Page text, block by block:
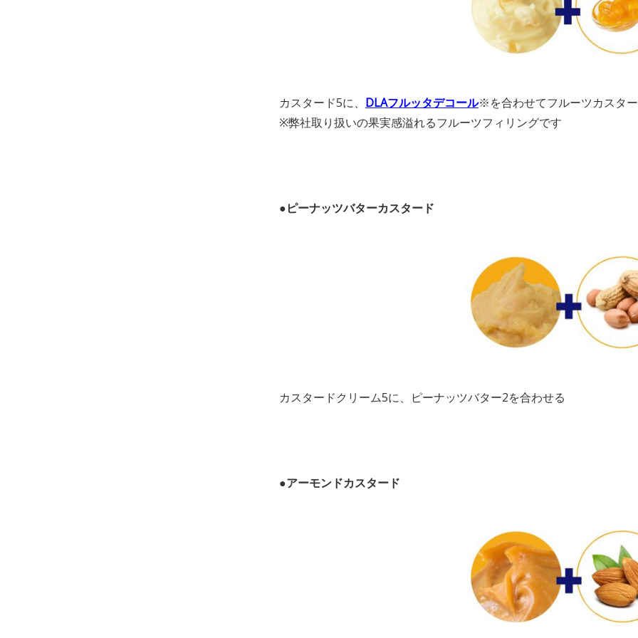
カスタード5に、 DLAフルッタデコール※を合わせてフルーツカスタ
※弊社取り扱いの果実感溢れるフルーツフィリングです
●ピーナッツバターカスタード
カスタードクリーム5に、ピーナッツバター2を合わせる
●アーモンドカスタード